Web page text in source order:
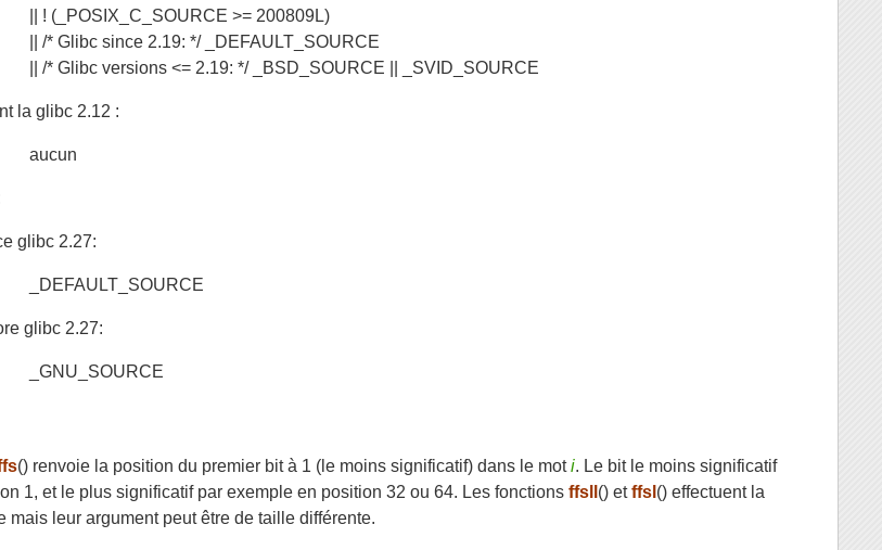
|| ! (_POSIX_C_SOURCE >= 200809L)
|| /* Glibc since 2.19: */ _DEFAULT_SOURCE
|| /* Glibc versions <= 2.19: */ _BSD_SOURCE || _SVID_SOURCE
la glibc 2.12 :
aucun
glibc 2.27:
_DEFAULT_SOURCE
glibc 2.27:
_GNU_SOURCE
() renvoie la position du premier bit à 1 (le moins significatif) dans le moti. Le bit le moins significatif
1, et le plus significatif par exemple en position 32 ou 64. Les fonctionsffsll () etffsl () effectuent la
mais leur argument peut être de taille différente.